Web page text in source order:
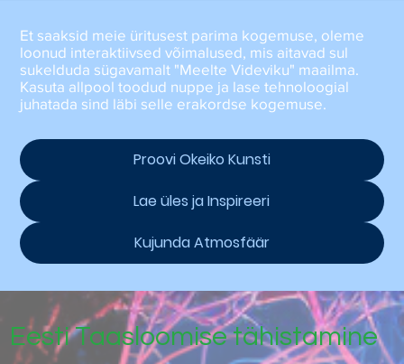
Proovi Okeiko Kunsti
Lae üles ja Inspireeri
Kujunda Atmosfäär
Et saaksid meie üritusest parima kogemuse, oleme
loonud interaktiivsed võimalused, mis aitavad sul
sukelduda sügavamalt "Meelte Videviku" maailma.
Kasuta allpool toodud nuppe ja lase tehnoloogial
juhatada sind läbi selle erakordse kogemuse.
Eesti Taasloomise tähistamine